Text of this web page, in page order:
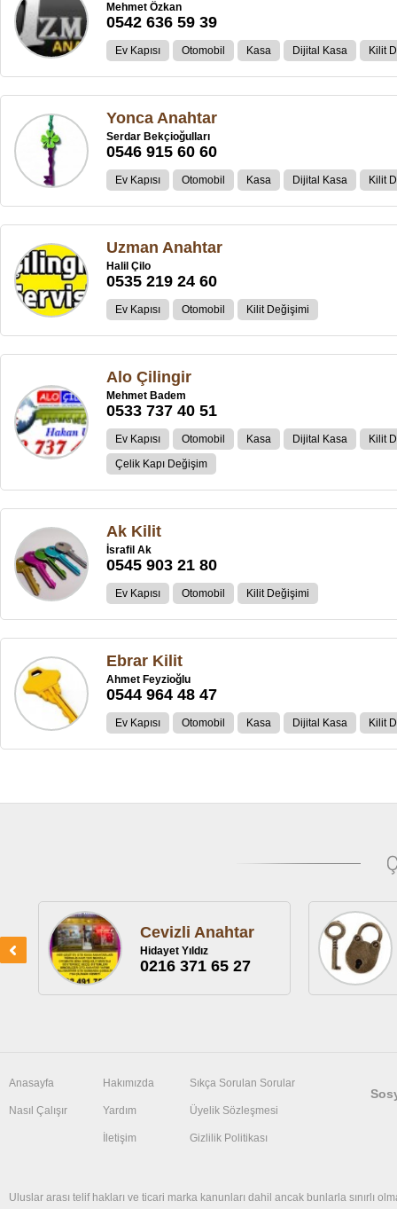
Mehmet Özkan
0542 636 59 39
Ev Kapısı Otomobil Kasa Dijital Kasa Kilit
Yonca Anahtar
Serdar Bekçioğulları
0546 915 60 60
Ev Kapısı Otomobil Kasa Dijital Kasa Kilit
Uzman Anahtar
Halil Çilo
0535 219 24 60
Ev Kapısı Otomobil Kilit Değişimi
Alo Çilingir
Mehmet Badem
0533 737 40 51
Ev Kapısı Otomobil Kasa Dijital Kasa
Kilit
Çelik Kapı Değişim
Ak Kilit
İsrafil Ak
0545 903 21 80
Ev Kapısı Otomobil Kilit Değişimi
Ebrar Kilit
Ahmet Feyzioğlu
0544 964 48 47
Ev Kapısı Otomobil Kasa Dijital Kasa Kilit
Cevizli Anahtar
Hidayet Yıldız
0216 371 65 27
Anasayfa
Nasıl Çalışır
Hakımızda
Yardım
İletişim
Sıkça Sorulan Sorular
Üyelik Sözleşmesi
Gizlilik Politikası
Uluslar arası telif hakları ve ticari marka kanunları dahil ancak bunlarla sınırlı